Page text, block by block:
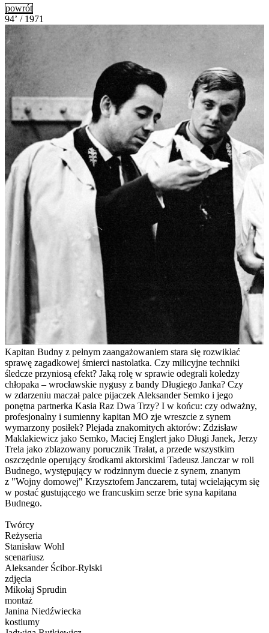
powrót
94’ / 1971
Kapitan Budny z pełnym zaangażowaniem stara się rozwikłać
sprawę zagadkowej śmierci nastolatka. Czy milicyjne techniki
śledcze przyniosą efekt? Jaką rolę w sprawie odegrali koledzy
chłopaka – wrocławskie nygusy z bandy Długiego Janka? Czy
w zdarzeniu maczał palce pijaczek Aleksander Semko i jego
ponętna partnerka Kasia Raz Dwa Trzy? I w końcu: czy odważny,
profesjonalny i sumienny kapitan MO zje wreszcie z synem
wymarzony posiłek? Plejada znakomitych aktorów: Zdzisław
Maklakiewicz jako Semko, Maciej Englert jako Długi Janek, Jerzy
Trela jako zblazowany porucznik Trałat, a przede wszystkim
oszczędnie operujący środkami aktorskimi Tadeusz Janczar w roli
Budnego, występujący w rodzinnym duecie z synem, znanym
z "Wojny domowej" Krzysztofem Janczarem, tutaj wcielającym się
w postać gustującego we francuskim serze brie syna kapitana
Budnego.
Twórcy
Reżyseria
Stanisław Wohl
scenariusz
Aleksander Ścibor-Rylski
zdjęcia
Mikołaj Sprudin
montaż
Janina Niedźwiecka
kostiumy